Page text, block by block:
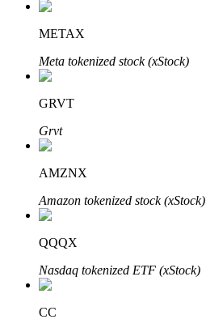
พันธมิตร Bitrue
พันธมิตร Bitrue
มากถึง 65% คอมมิชชั่น!
METAX
Meta tokenized stock (xStock)
GRVT
Grvt
AMZNX
Amazon tokenized stock (xStock)
QQQX
Nasdaq tokenized ETF (xStock)
CC